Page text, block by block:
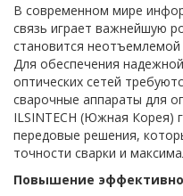
В современном мире
связь играет важнейшую
становится
Для обеспечения
оптических сетей
сварочные аппараты для
ILSINTECH (Южная Корея)
передовые решения,
точности сварки и
Повышение